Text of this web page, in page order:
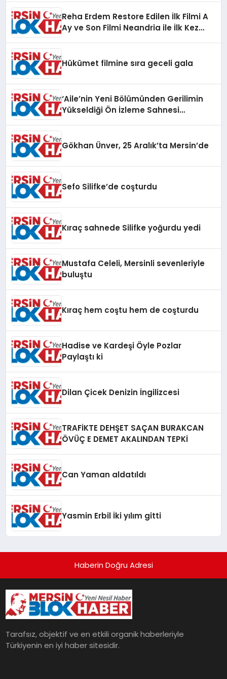
Reha Erdem Restore Edilen İlk Filmi A
Ay ve Son Filmi Neandria ile İlk Kez
Hükümet filmine sıra geceli gala
‘Aile’nin Yeni Bölümünden Gerilimin
Yükseldiği Ön İzleme Sahnesi
Gökhan Ünver, 25 Aralık’ta Mersin’de
Sefo Silifke’de coşturdu
Kıraç sahnede Silifke yoğurdu yedi
Mustafa Celeli, Mersinli sevenleriyle
buluştu
Kıraç hem coştu hem de coşturdu
Hadise ve Kardeşi Öyle Pozlar
Paylaştı ki
Dilan Çicek Denizin İngilizcesi
TRAFİKTE DEHŞET SAÇAN BURAKCAN
ÖVÜÇ E DEMET AKALINDAN TEPKİ
Can Yaman aldatıldı
Yasmin Erbil İki yılım gitti
Haberin Doğru Adresi
Tarafsız, objektif ve en etkili organik haberleriyle
Türkiyenin en iyi haber sitesidir.